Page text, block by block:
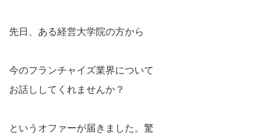
先日、ある経営大学院の方から
今のフランチャイズ業界について
お話ししてくれませんか？
というオファーが届きました。驚